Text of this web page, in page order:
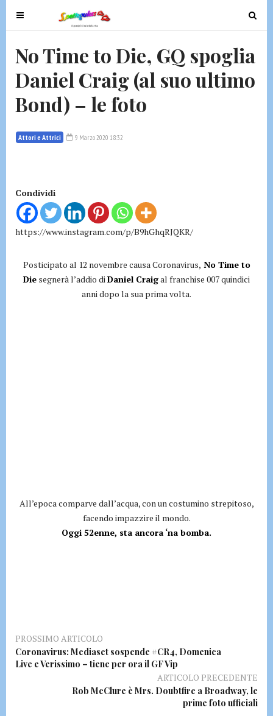
T
o
g
l
e
n
v
i
t
o
n
T
o
g
e
No Time to Die, GQ spoglia
Daniel Craig (al suo ultimo
Bond) – le foto
Attori e Attrici 9 Marzo 2020 18:32
Condividi
https://www.instagram.com/p/B9hGhqRJQKR/
Posticipato al 12 novembre causa Coronavirus, No Time to
Die segnerà l’addio diDaniel Craigal franchise 007 quindici
anni dopo la sua prima volta.
All’epoca comparve dall’acqua, con un costumino strepitoso,
facendo impazzire il mondo.
Oggi 52enne, sta ancora ‘na bomba.
PROSSIMO ARTICOLO
Coronavirus: Mediaset sospende #CR4, Domenica
Live e Verissimo – tiene per ora il GF Vip
ARTICOLO PRECEDENTE
Rob McClure è Mrs. Doubtfire a Broadway, le
prime foto ufficiali